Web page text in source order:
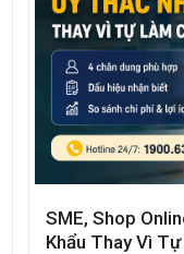
SME, Shop
Khẩu Thay Vì Tự